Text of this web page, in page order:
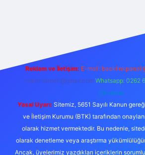
Reklam ve İletişim: E-mail:
forumhizmeti@gmail.com Whatsapp: 0262
@karabul
Yasal Uyarı: Sitemiz, 5651 Sayılı Kanun
ve İletişim Kurumu (BTK) tarafından
olarak hizmet vermektedir. Bu nedenle,
olarak denetleme veya araştırma
Ancak, üyelerimiz yazdıkları içeriklerin